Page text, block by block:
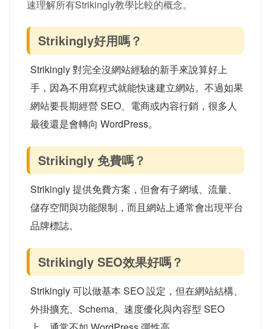
而是後面能不能持續擴充與成長。
尤其當網站開始有流量後，你會越來越在意 SEO、速度、
內容架構、內鏈、Schema 與網站控制權。